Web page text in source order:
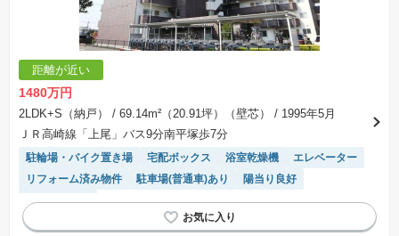
距離が近い
1480万円
2LDK+S（納戸） / 69.14m²（20.91坪）（壁芯）
/ 1995年5月
ＪＲ高崎線「上尾」バス9分南平塚歩7分
駐輪場・バイク置き場 宅配ボックス 浴室乾燥機
エレベーター
リフォーム済み物件
駐車場(普通車)あり
陽当り良好
温水洗浄便座